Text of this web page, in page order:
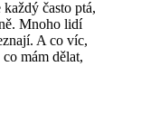
často ptá,
Mnoho lidí
A co víc,
mám dělat,